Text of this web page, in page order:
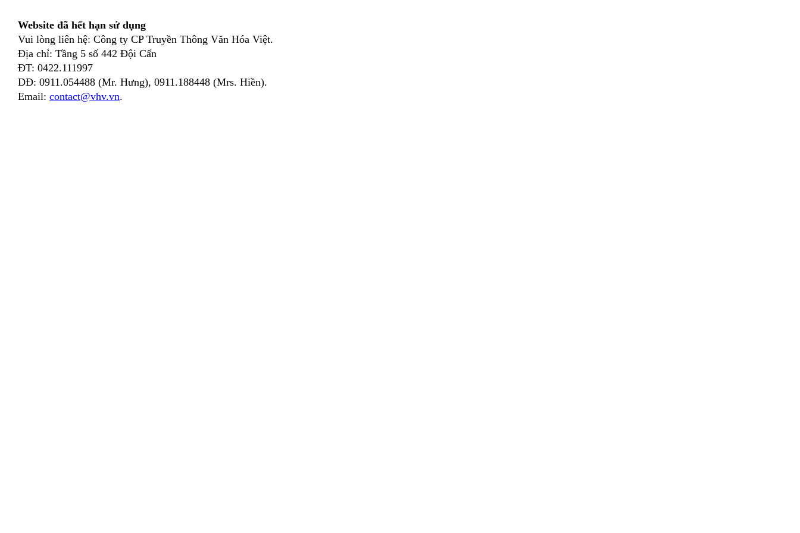
Website đã hết hạn sử dụng
Vui lòng liên hệ: Công ty CP Truyền Thông Văn Hóa Việt.
Địa chỉ: Tầng 5 số 442 Đội Cấn
ĐT: 0422.111997
DĐ: 0911.054488 (Mr. Hưng), 0911.188448 (Mrs. Hiền).
Email: contact@vhv.vn.